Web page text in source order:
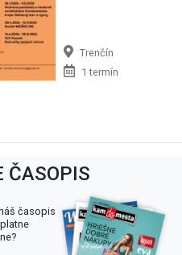
Trenčín
1 termín
ČASOPIS
časopis